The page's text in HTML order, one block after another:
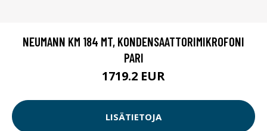
NEUMANN KM 184 MT, KONDENSAATTORIMIKROFONI
PARI
1719.2 EUR
LISÄTIETOJA